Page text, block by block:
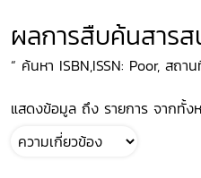
ผลการสืบค้นสาร
“ ค้นหา ISBN,ISSN: Poor, สถ
แสดงข้อมูล ถึง รายการ จากทั้ง